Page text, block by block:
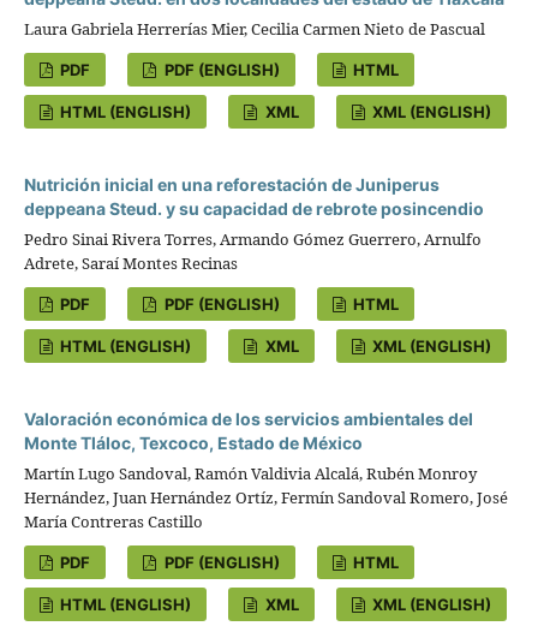
Laura Gabriela Herrerías Mier, Cecilia Carmen Nieto de Pascual
PDF PDF (ENGLISH) HTML
HTML (ENGLISH) XML XML (ENGLISH)
Nutrición inicial en una reforestación de Juniperus
deppeana Steud. y su capacidad de rebrote posincendio
Pedro Sinai Rivera Torres, Armando Gómez Guerrero, Arnulfo
Adrete, Saraí Montes Recinas
PDF PDF (ENGLISH) HTML
HTML (ENGLISH) XML XML (ENGLISH)
Valoración económica de los servicios ambientales del
Monte Tláloc, Texcoco, Estado de México
Martín Lugo Sandoval, Ramón Valdivia Alcalá, Rubén Monroy
Hernández, Juan Hernández Ortíz, Fermín Sandoval Romero, José
María Contreras Castillo
PDF PDF (ENGLISH) HTML
HTML (ENGLISH) XML XML (ENGLISH)